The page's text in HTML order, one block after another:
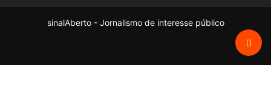
sinalAberto - Jornalismo de interesse público